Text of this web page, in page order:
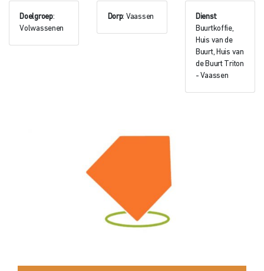
Doelgroep:
Volwassenen
Dorp: Vaassen Dienst:
Buurtkoffie,
Huis van de
Buurt, Huis van
de Buurt Triton
- Vaassen